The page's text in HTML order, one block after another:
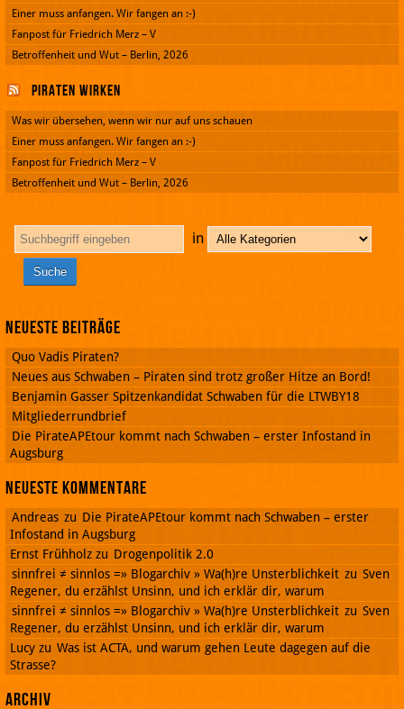
Einer muss anfangen. Wir fangen an :-)
Fanpost für Friedrich Merz – V
Betroffenheit und Wut – Berlin, 2026
Piraten wirken
Was wir übersehen, wenn wir nur auf uns schauen
Einer muss anfangen. Wir fangen an :-)
Fanpost für Friedrich Merz – V
Betroffenheit und Wut – Berlin, 2026
in
Neueste Beiträge
Quo Vadis Piraten?
Neues aus Schwaben – Piraten sind trotz großer Hitze an Bord!
Benjamin Gasser Spitzenkandidat Schwaben für die LTWBY18
Mitgliederrundbrief
Die PirateAPEtour kommt nach Schwaben – erster Infostand in
Augsburg
Neueste Kommentare
Andreas zu Die PirateAPEtour kommt nach Schwaben – erster
Infostand in Augsburg
Ernst Frühholz zu Drogenpolitik 2.0
sinnfrei ≠ sinnlos =» Blogarchiv » Wa(h)re Unsterblichkeit zu Sven
Regener, du erzählst Unsinn, und ich erklär dir, warum
sinnfrei ≠ sinnlos =» Blogarchiv » Wa(h)re Unsterblichkeit zu Sven
Regener, du erzählst Unsinn, und ich erklär dir, warum
Lucy zu Was ist ACTA, und warum gehen Leute dagegen auf die
Strasse?
Archiv